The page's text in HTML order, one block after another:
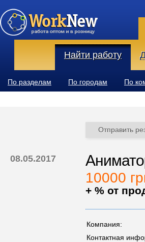
Найти работу
По разделам По городам По
Отправить
08.05.2017
10000
+ % от
Компания:
Контактная